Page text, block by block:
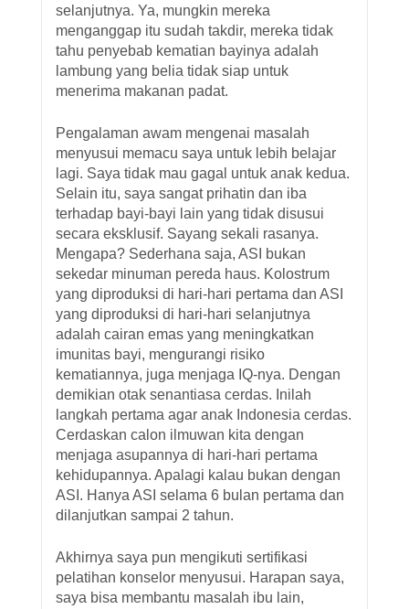
selanjutnya. Ya, mungkin mereka
menganggap itu sudah takdir, mereka tidak
tahu penyebab kematian bayinya adalah
lambung yang belia tidak siap untuk
menerima makanan padat.
Pengalaman awam mengenai masalah
menyusui memacu saya untuk lebih belajar
lagi. Saya tidak mau gagal untuk anak kedua.
Selain itu, saya sangat prihatin dan iba
terhadap bayi-bayi lain yang tidak disusui
secara eksklusif. Sayang sekali rasanya.
Mengapa? Sederhana saja, ASI bukan
sekedar minuman pereda haus. Kolostrum
yang diproduksi di hari-hari pertama dan ASI
yang diproduksi di hari-hari selanjutnya
adalah cairan emas yang meningkatkan
imunitas bayi, mengurangi risiko
kematiannya, juga menjaga IQ-nya. Dengan
demikian otak senantiasa cerdas. Inilah
langkah pertama agar anak Indonesia cerdas.
Cerdaskan calon ilmuwan kita dengan
menjaga asupannya di hari-hari pertama
kehidupannya. Apalagi kalau bukan dengan
ASI. Hanya ASI selama 6 bulan pertama dan
dilanjutkan sampai 2 tahun.
Akhirnya saya pun mengikuti sertifikasi
pelatihan konselor menyusui. Harapan saya,
saya bisa membantu masalah ibu lain,